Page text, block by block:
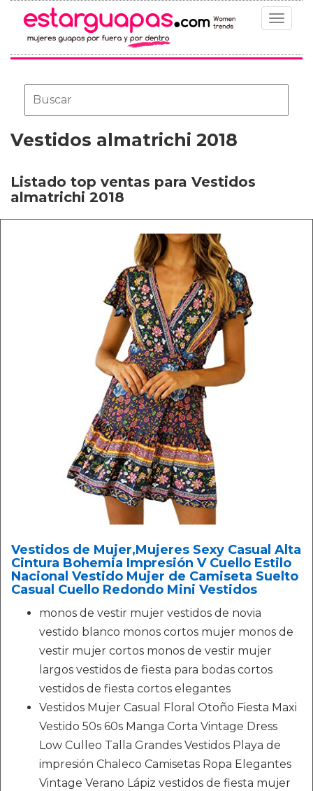
Toggle
Vestidos almatrichi 2018
Listado top ventas para Vestidos
almatrichi 2018
Vestidos de Mujer,Mujeres Sexy Casual Alta
Cintura Bohemia Impresión V Cuello Estilo
Nacional Vestido Mujer de Camiseta Suelto
Casual Cuello Redondo Mini Vestidos
monos de vestir mujer vestidos de novia
vestido blanco monos cortos mujer monos de
vestir mujer cortos monos de vestir mujer
largos vestidos de fiesta para bodas cortos
vestidos de fiesta cortos elegantes
Vestidos Mujer Casual Floral Otoño Fiesta Maxi
Vestido 50s 60s Manga Corta Vintage Dress
Low Culleo Talla Grandes Vestidos Playa de
impresión Chaleco Camisetas Ropa Elegantes
Vintage Verano Lápiz vestidos de fiesta mujer